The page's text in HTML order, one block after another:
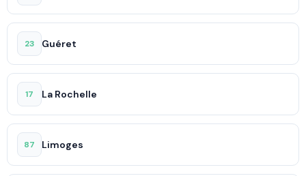
23 Guéret
17 La Rochelle
87 Limoges